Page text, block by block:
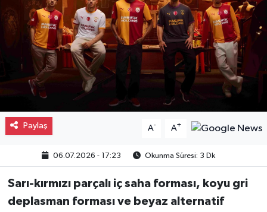
Paylaş A- A+
06.07.2026 - 17:23 Okunma Süresi: 3 Dk
Sarı-kırmızı parçalı iç saha forması, koyu gri
deplasman forması ve beyaz alternatif
Magazin
Gayrimenkul
Spor
Eğitim